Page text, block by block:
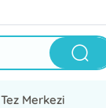
Tez Merkezi